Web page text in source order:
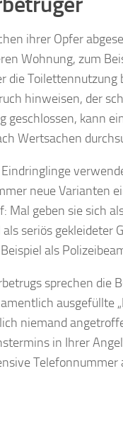
ihrer Opfer
Wohnung, zum
die
hinweisen, der
geschlossen, kann
Wertsachen
neue Varianten
Mal geben sie sich
seriös gekleideter
als
sprechen die
ausgefüllte
niemand
in Ihrer
Telefonnummer